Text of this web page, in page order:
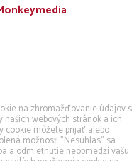
na zhromažďovanie údajov s
webových stránok a ich
cookie môžete prijať alebo
možnosť "Nesúhlas" sa
a odmietnutie neobmedzí vašu